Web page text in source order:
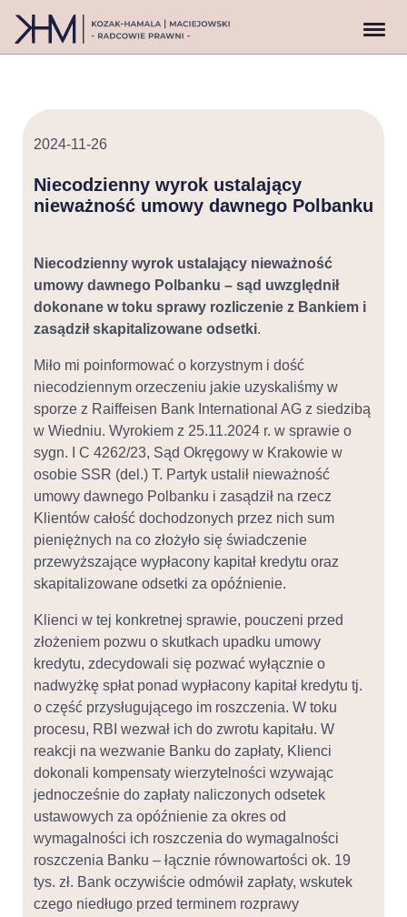
2024-11-26
Niecodzienny wyrok ustalający
nieważność umowy dawnego Polbanku
Niecodzienny wyrok ustalający nieważność
umowy dawnego Polbanku – sąd uwzględnił
dokonane w toku sprawy rozliczenie z Bankiem i
zasądził skapitalizowane odsetki.
Miło mi poinformować o korzystnym i dość
niecodziennym orzeczeniu jakie uzyskaliśmy w
sporze z Raiffeisen Bank International AG z siedzibą
w Wiedniu. Wyrokiem z 25.11.2024 r. w sprawie o
sygn. I C 4262/23, Sąd Okręgowy w Krakowie w
osobie SSR (del.) T. Partyk ustalił nieważność
umowy dawnego Polbanku i zasądził na rzecz
Klientów całość dochodzonych przez nich sum
pieniężnych na co złożyło się świadczenie
przewyższające wypłacony kapitał kredytu oraz
skapitalizowane odsetki za opóźnienie.
Klienci w tej konkretnej sprawie, pouczeni przed
złożeniem pozwu o skutkach upadku umowy
kredytu, zdecydowali się pozwać wyłącznie o
nadwyżkę spłat ponad wypłacony kapitał kredytu tj.
o część przysługującego im roszczenia. W toku
procesu, RBI wezwał ich do zwrotu kapitału. W
reakcji na wezwanie Banku do zapłaty, Klienci
dokonali kompensaty wierzytelności wzywając
jednocześnie do zapłaty naliczonych odsetek
ustawowych za opóźnienie za okres od
wymagalności ich roszczenia do wymagalności
roszczenia Banku – łącznie równowartości ok. 19
tys. zł. Bank oczywiście odmówił zapłaty, wskutek
czego niedługo przed terminem rozprawy